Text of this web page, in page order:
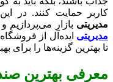
کاربر حمایت کنند. در
مدیریتی بازار
مدیریتی ایده‌آل از
تا بهترین گزینه‌ها را برای
معرفی بهترین